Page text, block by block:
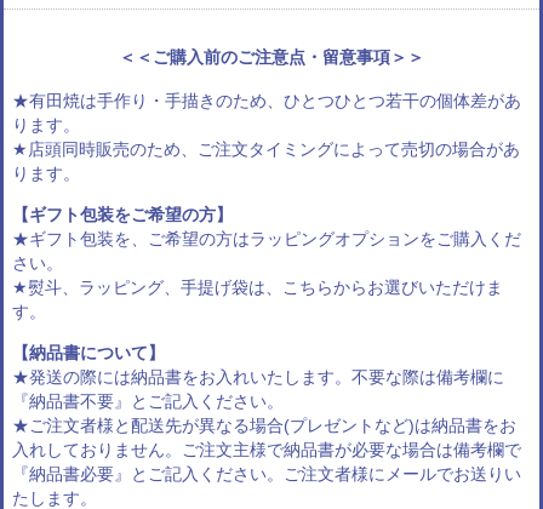
＜＜ご購入前のご注意点・留意事項＞＞
★有田焼は手作り・手描きのため、ひとつひとつ若干の個体差があ
ります。
★店頭同時販売のため、ご注文タイミングによって売切の場合があ
ります。
【ギフト包装をご希望の方】
★ギフト包装を、ご希望の方はラッピングオプションをご購入くだ
さい。
★熨斗、ラッピング、手提げ袋は、
こちらからお選びいただけま
す 。
【納品書について】
★発送の際には納品書をお入れいたします。不要な際は備考欄に
『納品書不要』とご記入ください。
★ご注文者様と配送先が異なる場合(プレゼントなど)は納品書をお
入れしておりません。ご注文主様で納品書が必要な場合は備考欄で
『納品書必要』とご記入ください。ご注文者様にメールでお送りい
たします。